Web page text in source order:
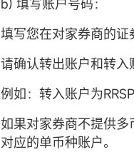
b) 填写账户号码：
填写您在对家券商的证
请确认转出账户和转入
例如：转入账户为
如果对家券商不提供
对应的单币种账户。